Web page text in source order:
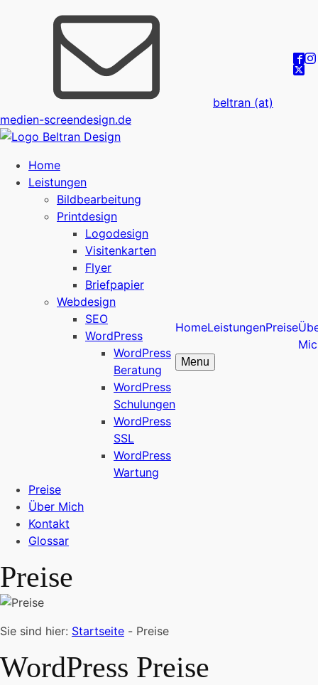
beltran (at)
medien-screendesign.de
Home
Leistungen
Bildbearbeitung
Printdesign
Logodesign
Visitenkarten
Flyer
Briefpapier
Webdesign
SEO
WordPress
WordPress
Beratung
WordPress
Schulungen
WordPress
SSL
WordPress
Wartung
Preise
Über Mich
Kontakt
Glossar
HomeLeistungenPreise
Menu
Preise
Sie sind hier: Startseite - Preise
WordPress Preise